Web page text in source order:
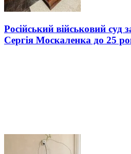
Російський військовий суд
Сергія Москаленка до 25